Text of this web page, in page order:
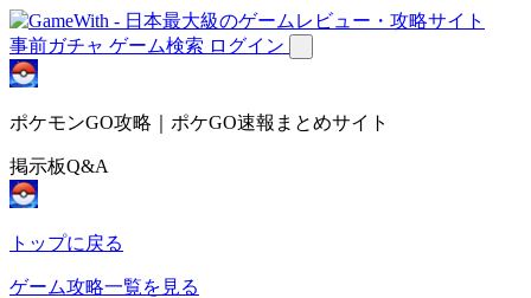
事前ガチャ ゲーム検索 ログイン
ポケモンGO攻略｜ポケGO速報まとめサイト
掲示板Q&A
トップに戻る
ゲーム攻略一覧を見る